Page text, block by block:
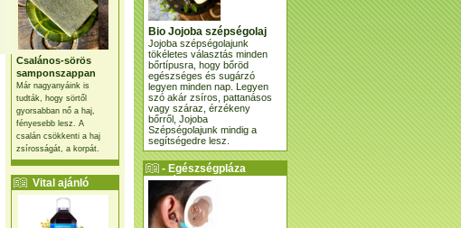
Csalános-sörös
samponszappan
Már nagyanyáink is
tudták, hogy sörtől
gyorsabban nő a haj,
fényesebb lesz. A
csalán csökkenti a haj
zsírosságát, a korpát.
Vital ajánló
Bio Jojoba szépségolaj
Jojoba szépségolajunk
tökéletes választás minden
bőrtípusra, hogy bőröd
egészséges és sugárzó
legyen minden nap. Legyen
szó akár zsíros, pattanásos
vagy száraz, érzékeny
bőrről, Jojoba
Szépségolajunk mindig a
segítségedre lesz.
- Egészségpláza
ajánlatunk -